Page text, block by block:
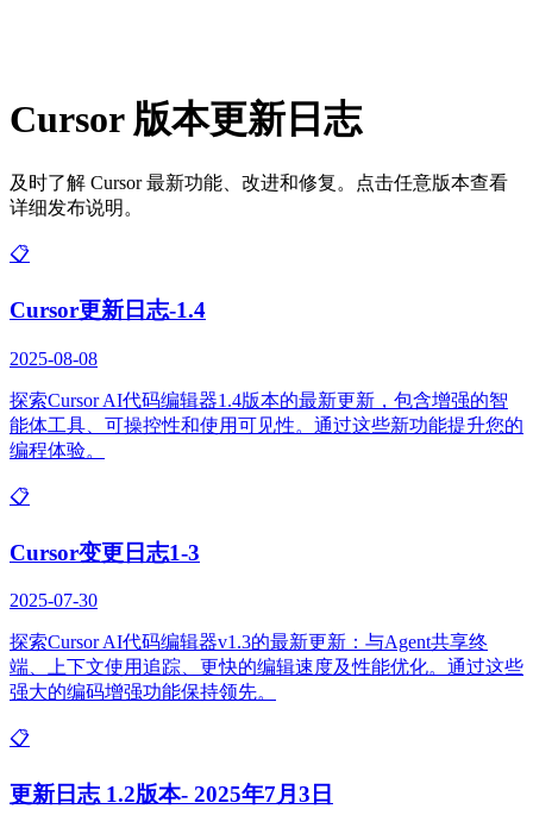
Cursor 版本更新日志
及时了解 Cursor 最新功能、改进和修复。点击任意版本查看
详细发布说明。
📋
Cursor更新日志-1.4
2025-08-08
探索Cursor AI代码编辑器1.4版本的最新更新，包含增强的智
能体工具、可操控性和使用可见性。通过这些新功能提升您的
编程体验。
📋
Cursor变更日志1-3
2025-07-30
探索Cursor AI代码编辑器v1.3的最新更新：与Agent共享终
端、上下文使用追踪、更快的编辑速度及性能优化。通过这些
强大的编码增强功能保持领先。
📋
更新日志 1.2版本- 2025年7月3日